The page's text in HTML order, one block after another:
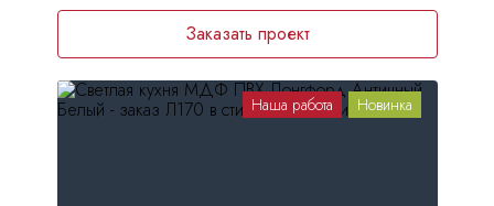
Заказать проект
Наша работа Новинка